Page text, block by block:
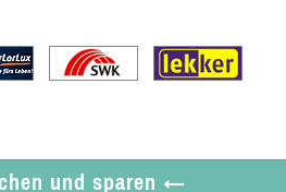
und sparen ←